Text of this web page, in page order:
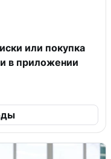
или покупка
в приложении